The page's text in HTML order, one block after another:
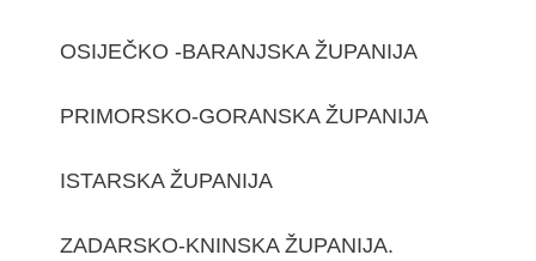
OSIJEČKO -BARANJSKA ŽUPANIJA
PRIMORSKO-GORANSKA ŽUPANIJA
ISTARSKA ŽUPANIJA
ZADARSKO-KNINSKA ŽUPANIJA.